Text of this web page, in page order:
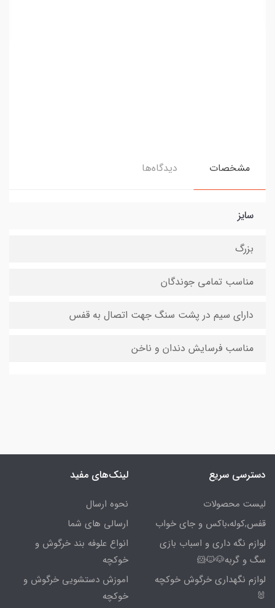
مشخصات دیدگاه‌ها
سایز
بزرگ
مناسب تمامی جوندگان
دارای سیم در پشت سنگ جهت اتصال به قفس
مناسب فرسایش دندان و ناخن
دسترسی سریع
لیست محصولات
قفس,کوله،باکس و جای خواب
لوازم نگه داری و اسباب بازی
سگ و گربه🐶🐱🐹
لوازم نگهداری خرگوش خوکچه
🐰
لینک‌های مفید
نحوه ارسال
ارسالی های شما
انواع علوفه بند خرگوش و
خوکچه
اموزش دستشویی خرگوش و
خوکچه